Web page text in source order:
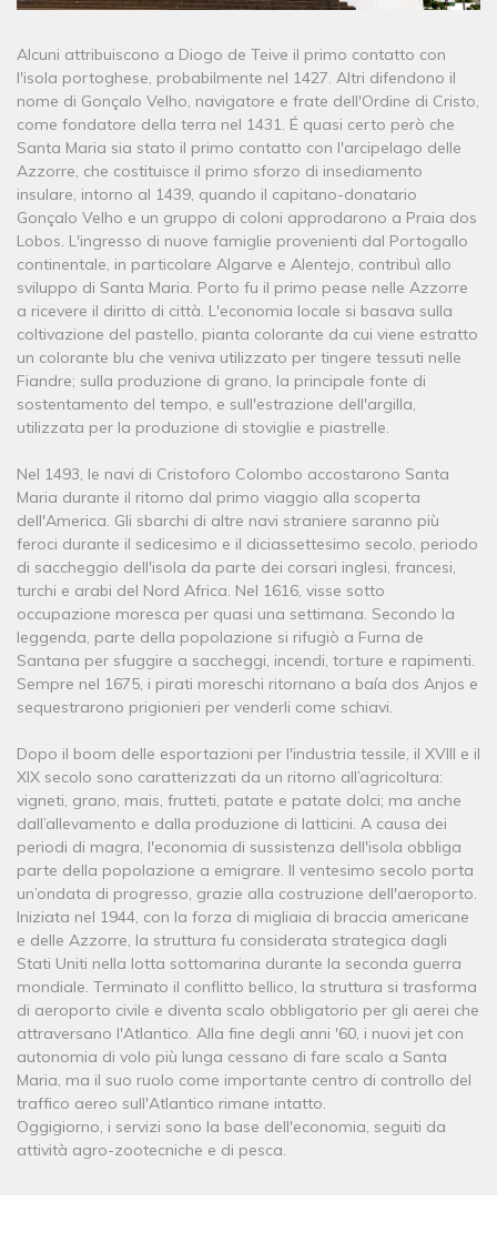
Alcuni attribuiscono a Diogo de Teive il primo contatto con
l'isola portoghese, probabilmente nel 1427. Altri difendono il
nome di Gonçalo Velho, navigatore e frate dell'Ordine di Cristo,
come fondatore della terra nel 1431. É quasi certo però che
Santa Maria sia stato il primo contatto con l'arcipelago delle
Azzorre, che costituisce il primo sforzo di insediamento
insulare, intorno al 1439, quando il capitano-donatario
Gonçalo Velho e un gruppo di coloni approdarono a Praia dos
Lobos. L'ingresso di nuove famiglie provenienti dal Portogallo
continentale, in particolare Algarve e Alentejo, contribuì allo
sviluppo di Santa Maria. Porto fu il primo pease nelle Azzorre
a ricevere il diritto di città. L'economia locale si basava sulla
coltivazione del pastello, pianta colorante da cui viene estratto
un colorante blu che veniva utilizzato per tingere tessuti nelle
Fiandre; sulla produzione di grano, la principale fonte di
sostentamento del tempo, e sull'estrazione dell'argilla,
utilizzata per la produzione di stoviglie e piastrelle.
Nel 1493, le navi di Cristoforo Colombo accostarono Santa
Maria durante il ritorno dal primo viaggio alla scoperta
dell'America. Gli sbarchi di altre navi straniere saranno più
feroci durante il sedicesimo e il diciassettesimo secolo, periodo
di saccheggio dell'isola da parte dei corsari inglesi, francesi,
turchi e arabi del Nord Africa. Nel 1616, visse sotto
occupazione moresca per quasi una settimana. Secondo la
leggenda, parte della popolazione si rifugiò a Furna de
Santana per sfuggire a saccheggi, incendi, torture e rapimenti.
Sempre nel 1675, i pirati moreschi ritornano a baía dos Anjos e
sequestrarono prigionieri per venderli come schiavi.
Dopo il boom delle esportazioni per l'industria tessile, il XVIII e il
XIX secolo sono caratterizzati da un ritorno all’agricoltura:
vigneti, grano, mais, frutteti, patate e patate dolci; ma anche
dall’allevamento e dalla produzione di latticini. A causa dei
periodi di magra, l'economia di sussistenza dell'isola obbliga
parte della popolazione a emigrare. Il ventesimo secolo porta
un’ondata di progresso, grazie alla costruzione dell'aeroporto.
Iniziata nel 1944, con la forza di migliaia di braccia americane
e delle Azzorre, la struttura fu considerata strategica dagli
Stati Uniti nella lotta sottomarina durante la seconda guerra
mondiale. Terminato il conflitto bellico, la struttura si trasforma
di aeroporto civile e diventa scalo obbligatorio per gli aerei che
attraversano l'Atlantico. Alla fine degli anni '60, i nuovi jet con
autonomia di volo più lunga cessano di fare scalo a Santa
Maria, ma il suo ruolo come importante centro di controllo del
traffico aereo sull'Atlantico rimane intatto.
Oggigiorno, i servizi sono la base dell'economia, seguiti da
attività agro-zootecniche e di pesca.